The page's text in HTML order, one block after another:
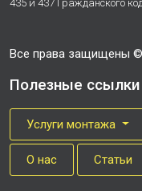
435 и 437 Гражданского
Все права защищены ©
Полезные ссылки
Услуги монтажа
О нас Cтатьи